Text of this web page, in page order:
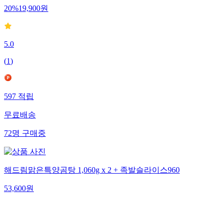
20%19,900원
5.0
(1)
597적립
무료배송
72명구매중
해드림맑은특양곰탕 1,060g x 2 + 족발슬라이스960
53,600원